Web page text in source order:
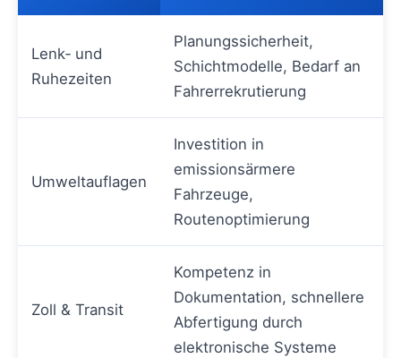
Lenk‑ und
Ruhezeiten
Planungssicherheit,
Schichtmodelle, Bedarf an
Fahrerrekrutierung
Umweltauflagen
Investition in
emissionsärmere
Fahrzeuge,
Routenoptimierung
Zoll & Transit
Kompetenz in
Dokumentation, schnellere
Abfertigung durch
elektronische Systeme